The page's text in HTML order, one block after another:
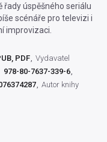
řady úspěšného seriálu
scénáře pro televizi i
improvizaci.
PDF Vydavatel
978-80-7637-339-6
Autor knihy